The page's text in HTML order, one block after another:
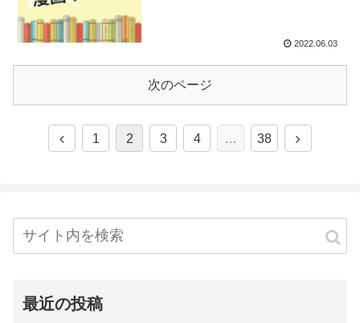
2022.06.03
次のページ
1 2 3 4 … 38
最近の投稿